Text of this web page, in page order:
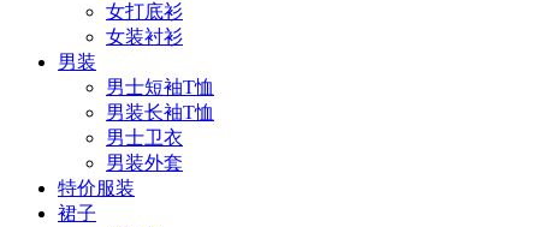
女打底衫
女装衬衫
男装
男士短袖T恤
男装长袖T恤
男士卫衣
男装外套
特价服装
裙子